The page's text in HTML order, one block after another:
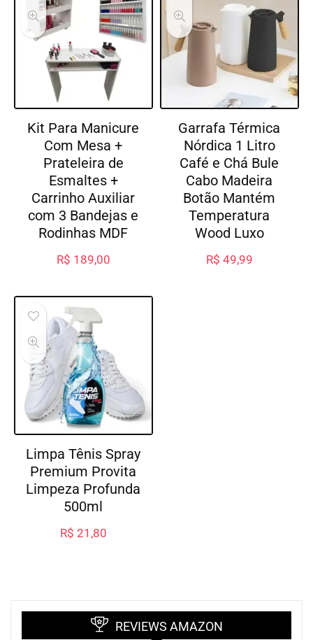
Kit Para Manicure
Com Mesa +
Prateleira de
Esmaltes +
Carrinho Auxiliar
com 3 Bandejas e
Rodinhas MDF
R$ 189,00
Garrafa Térmica
Nórdica 1 Litro
Café e Chá Bule
Cabo Madeira
Botão Mantém
Temperatura
Wood Luxo
R$ 49,99
Limpa Tênis Spray
Premium Provita
Limpeza Profunda
500ml
R$ 21,80
REVIEWS AMAZON